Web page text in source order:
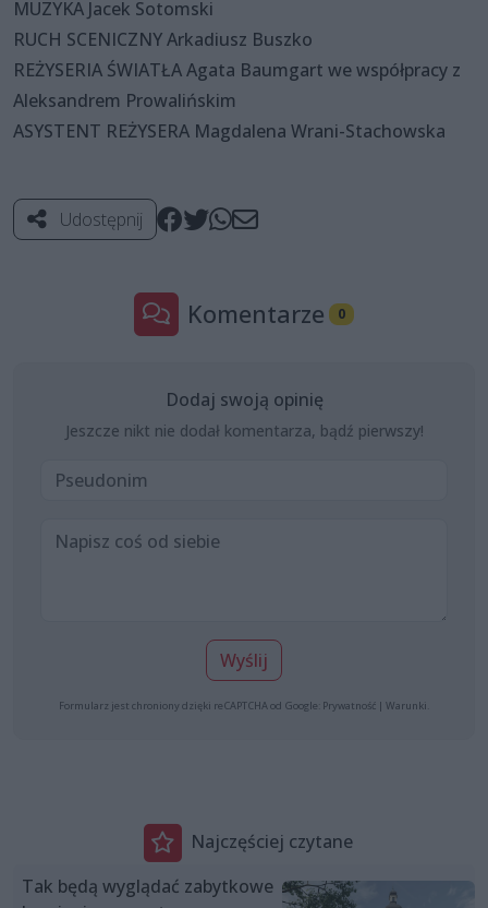
MUZYKA Jacek Sotomski
RUCH SCENICZNY Arkadiusz Buszko
REŻYSERIA ŚWIATŁA Agata Baumgart we współpracy z
Aleksandrem Prowalińskim
ASYSTENT REŻYSERA Magdalena Wrani-Stachowska
Udostępnij
Komentarze 0
Dodaj swoją opinię
Jeszcze nikt nie dodał komentarza, bądź pierwszy!
Wyślij
Formularz jest chroniony dzięki reCAPTCHA od Google: Prywatność | Warunki
Najczęściej czytane
Tak będą wyglądać zabytkowe